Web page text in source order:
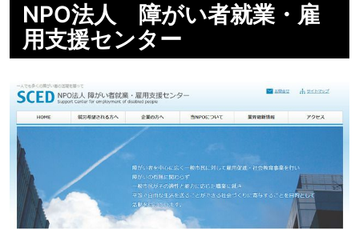
NPO法人 障がい者就業・雇
用支援センター